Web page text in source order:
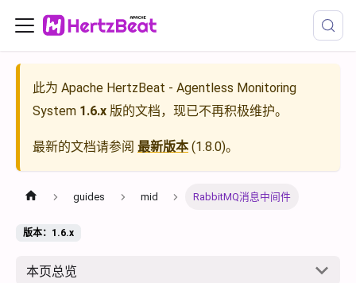
此为 Apache HertzBeat - Agentless Monitoring
System 1.6.x 版的文档，现已不再积极维护。
最新的文档请参阅 最新版本(1.8.0)。
guides mid RabbitMQ消息中间件
版本：1.6.x
本页总览